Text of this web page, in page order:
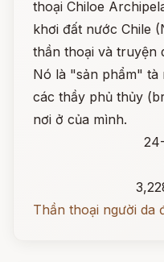
thoại Chiloe
khơi đất nước Chile
thần thoại và truyện
Nó là "sản phẩm" tà
các thầy phủ thủy
nơi ở của mình.
Thần thoại người da